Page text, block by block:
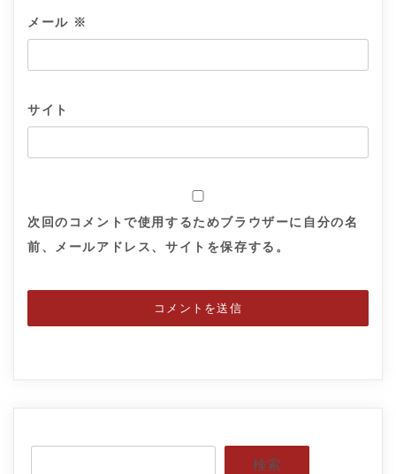
メール ※
サイト
次回のコメントで使用するためブラウザーに自分の名
前、メールアドレス、サイトを保存する。
検索